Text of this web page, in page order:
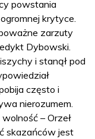
powstania
krytyce.
zarzuty
Dybowski.
i stanął pod
często i
nierozumem.
– Orzeł
skazańców jest